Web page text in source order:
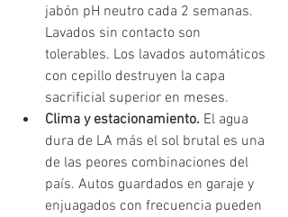
jabón pH neutro cada 2 semanas.
Lavados sin contacto son
tolerables. Los lavados automáticos
con cepillo destruyen la capa
sacrificial superior en meses.
Clima y estacionamiento. El agua
dura de LA más el sol brutal es una
de las peores combinaciones del
país. Autos guardados en garaje y
enjuagados con frecuencia pueden